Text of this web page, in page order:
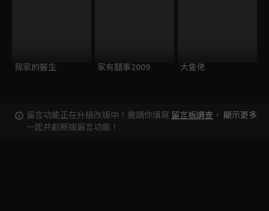
我家的醫生 家有囍事2009 大隻佬
留言功能正在升級改版中！邀請你填寫 留言板調查 ，
一起共創新版留言功能！
顯示更多